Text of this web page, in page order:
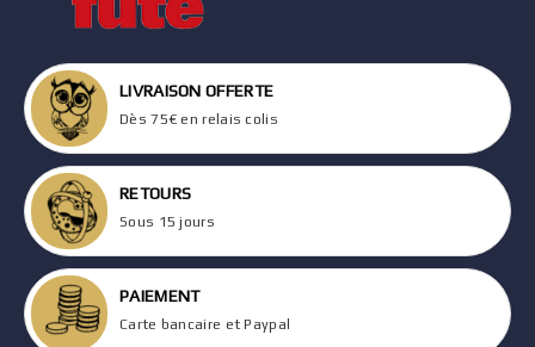
LIVRAISON OFFERTE
Dès 75€ en relais colis
RETOURS
Sous 15 jours
PAIEMENT
Carte bancaire et Paypal